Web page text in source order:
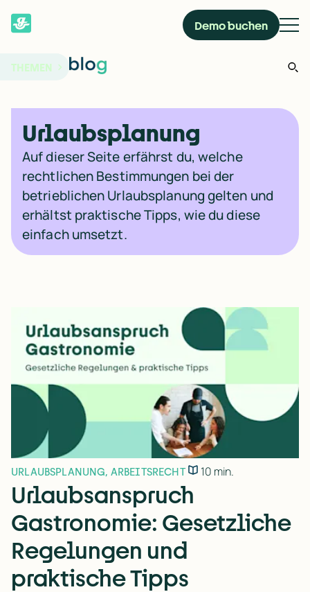
Demo buchen
THEMEN
Urlaubsplanung
Auf dieser Seite erfährst du, welche
rechtlichen Bestimmungen bei der
betrieblichen Urlaubsplanung gelten und
erhältst praktische Tipps, wie du diese
einfach umsetzt.
URLAUBSPLANUNG, ARBEITSRECHT 10 min.
Urlaubsanspruch
Gastronomie: Gesetzliche
Regelungen und
praktische Tipps